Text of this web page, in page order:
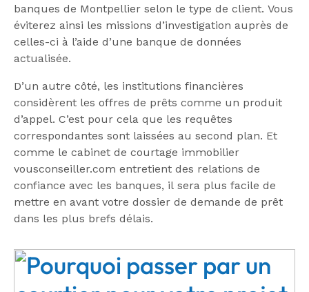
banques de Montpellier selon le type de client. Vous
éviterez ainsi les missions d’investigation auprès de
celles-ci à l’aide d’une banque de données
actualisée.
D’un autre côté, les institutions financières
considèrent les offres de prêts comme un produit
d’appel. C’est pour cela que les requêtes
correspondantes sont laissées au second plan. Et
comme le cabinet de courtage immobilier
vousconseiller.com entretient des relations de
confiance avec les banques, il sera plus facile de
mettre en avant votre dossier de demande de prêt
dans les plus brefs délais.